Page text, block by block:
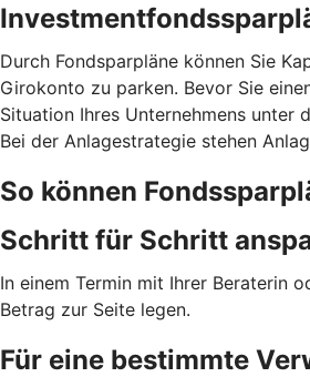
Durch Fondsparpläne können Sie
Girokonto zu parken. Bevor Sie
Situation Ihres Unternehmens unter
Bei der Anlagestrategie stehen
So können
Schritt für Schritt
In einem Termin mit Ihrer Beraterin
Betrag zur Seite legen.
Für eine bestimmte